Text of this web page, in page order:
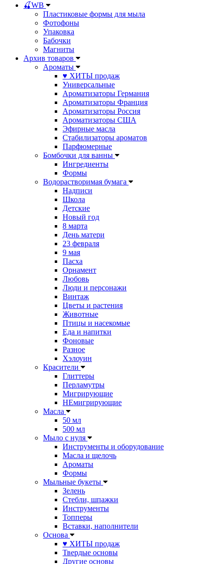
🍒WB
Пластиковые формы для мыла
Фотофоны
Упаковка
Бабочки
Магниты
Архив товаров
Ароматы
♥ ХИТЫ продаж
Универсальные
Ароматизаторы Германия
Ароматизаторы Франция
Ароматизаторы Россия
Ароматизаторы США
Эфирные масла
Стабилизаторы ароматов
Парфюмерные
Бомбочки для ванны
Ингредиенты
Формы
Водорастворимая бумага
Надписи
Школа
Детские
Новый год
8 марта
День матери
23 февраля
9 мая
Пасха
Орнамент
Любовь
Люди и персонажи
Винтаж
Цветы и растения
Животные
Птицы и насекомые
Еда и напитки
Фоновые
Разное
Хэлоуин
Красители
Глиттеры
Перламутры
Мигрирующие
НЕмигрирующие
Масла
50 мл
500 мл
Мыло с нуля
Инструменты и оборудование
Масла и щелочь
Ароматы
Формы
Мыльные букеты
Зелень
Стебли, шпажки
Инструменты
Топперы
Вставки, наполнители
Основа
♥ ХИТЫ продаж
Твердые основы
Другие основы